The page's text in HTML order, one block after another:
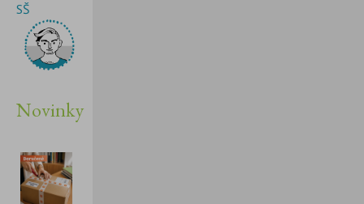
SŠ
Novinky